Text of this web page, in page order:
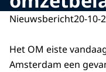
Nieuwsbericht20-10-
Het OM eiste
Amsterdam een